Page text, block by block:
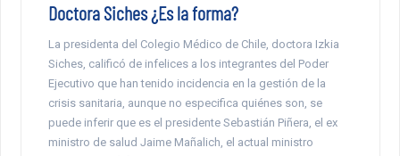
Doctora Siches ¿Es la forma?
La presidenta del Colegio Médico de Chile, doctora Izkia
Siches, calificó de infelices a los integrantes del Poder
Ejecutivo que han tenido incidencia en la gestión de la
crisis sanitaria, aunque no especifica quiénes son, se
puede inferir que es el presidente Sebastián Piñera, el ex
ministro de salud Jaime Mañalich, el actual ministro